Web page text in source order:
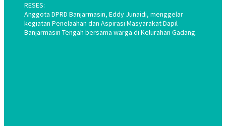
RESES:
Anggota DPRD Banjarmasin, Eddy Junaidi, menggelar
kegiatan Penelaahan dan Aspirasi Masyarakat Dapil
Banjarmasin Tengah bersama warga di Kelurahan Gadang.